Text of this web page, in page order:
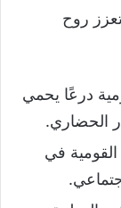
روح
درعًا يحمي
الحضاري.
في